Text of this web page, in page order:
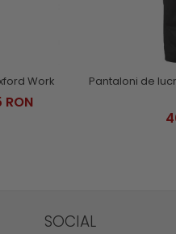
Work
Pantaloni de
SOCIAL